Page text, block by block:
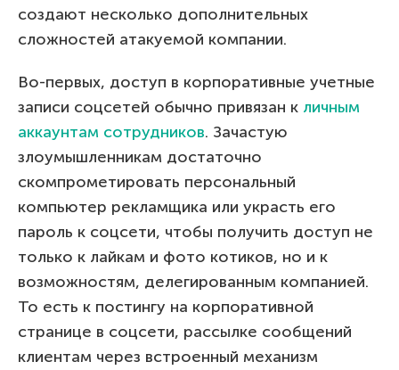
создают несколько дополнительных
сложностей атакуемой компании.
Во-первых, доступ в корпоративные учетные
записи соцсетей обычно привязан к личным
аккаунтам сотрудников. Зачастую
злоумышленникам достаточно
скомпрометировать персональный
компьютер рекламщика или украсть его
пароль к соцсети, чтобы получить доступ не
только к лайкам и фото котиков, но и к
возможностям, делегированным компанией.
То есть к постингу на корпоративной
странице в соцсети, рассылке сообщений
клиентам через встроенный механизм